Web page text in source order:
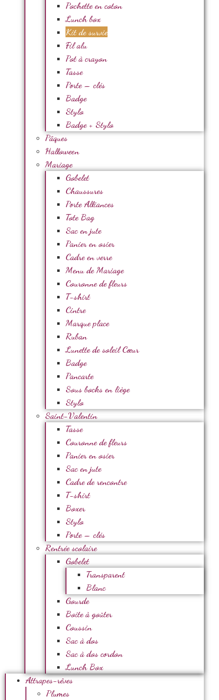
Pochette en coton
Lunch box
Kit de survie
Fil alu
Pot à crayon
Tasse
Porte – clés
Badge
Stylo
Badge + Stylo
Pâques
Halloween
Mariage
Gobelet
Chaussures
Porte Alliances
Tote Bag
Sac en jute
Panier en osier
Cadre en verre
Menu de Mariage
Couronne de fleurs
T-shirt
Cintre
Marque place
Ruban
Lunette de soleil Cœur
Badge
Pancarte
Sous bocks en liège
Stylo
Saint-Valentin
Tasse
Couronne de fleurs
Panier en osier
Sac en jute
Cadre de rencontre
T-shirt
Boxer
Stylo
Porte – clés
Rentrée scolaire
Gobelet
Transparent
Blanc
Gourde
Boite à goûter
Coussin
Sac à dos
Sac à dos cordon
Lunch Box
Attrapes-rêves
Plumes